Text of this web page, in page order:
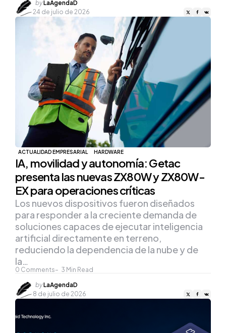
Posted
by
byLaAgendaD
24 de julio de 2026
ACTUALIDAD EMPRESARIAL HARDWARE
IA, movilidad y autonomía: Getac
presenta las nuevas ZX80W y ZX80W-
EX para operaciones críticas
0 Comments 3 Min Read
Los nuevos dispositivos fueron diseñados
para responder a la creciente demanda de
soluciones capaces de ejecutar inteligencia
artificial directamente en terreno,
reduciendo la dependencia de la nube y de
la…
Posted
by
byLaAgendaD
8 de julio de 2026